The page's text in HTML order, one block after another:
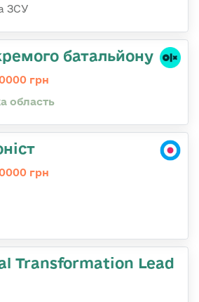
ЗСУ
батальйону
грн
область
грн
Transformation Lead